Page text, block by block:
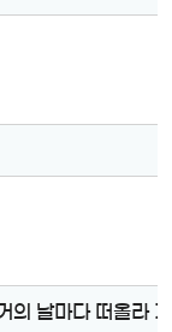
의 날마다 떠올라